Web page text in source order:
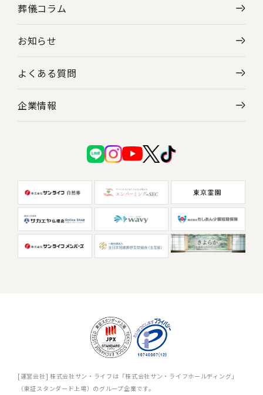
葬儀コラム
お知らせ
よくある質問
企業情報
[運営会社] 株式会社サン・ライフは「株式会社サン・ライフホールディング」
（東証スタンダード上場）のグループ企業です。